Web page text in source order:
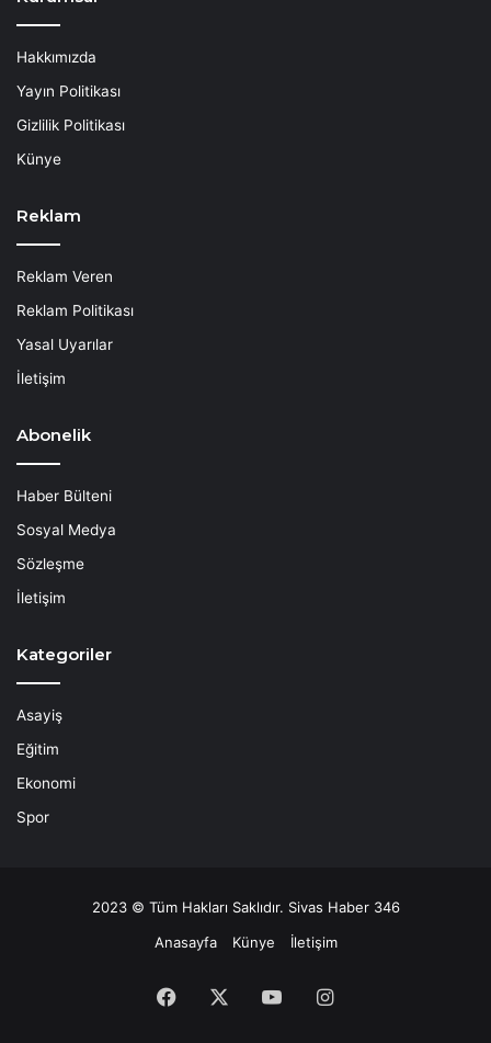
Hakkımızda
Yayın Politikası
Gizlilik Politikası
Künye
Reklam
Reklam Veren
Reklam Politikası
Yasal Uyarılar
İletişim
Abonelik
Haber Bülteni
Sosyal Medya
Sözleşme
İletişim
Kategoriler
Asayiş
Eğitim
Ekonomi
Spor
2023 © Tüm Hakları Saklıdır. Sivas Haber 346
Anasayfa
Künye İletişim
Facebook YouTubeInstagram